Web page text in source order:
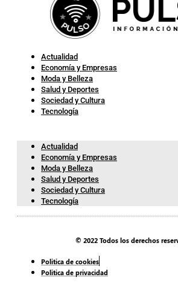
Actualidad
Economía y Empresas
Moda y Belleza
Salud y Deportes
Sociedad y Cultura
Tecnología
Actualidad
Economía y Empresas
Moda y Belleza
Salud y Deportes
Sociedad y Cultura
Tecnología
© 2022 Todos los derechos
Politica de cookies
Politica de privacidad